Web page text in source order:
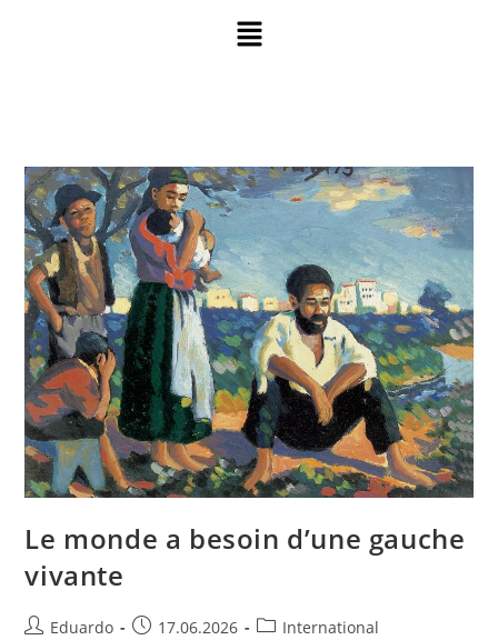
Le monde a besoin d’une gauche
vivante
Eduardo 17.06.2026 International